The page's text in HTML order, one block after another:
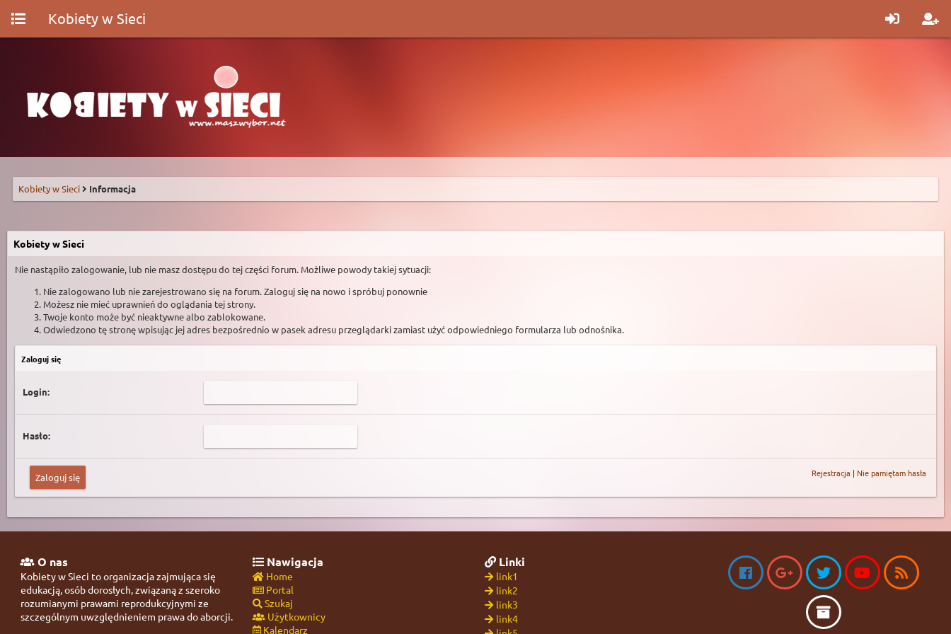
Kobiety w Sieci
Kobiety w Sieci Informacja
Kobiety w Sieci
Nie nastąpiło zalogowanie, lub nie masz dostępu do tej części forum. Możliwe powody takiej sytuacji:
Nie zalogowano lub nie zarejestrowano się na forum. Zaloguj się na nowo i spróbuj ponownie
Możesz nie mieć uprawnień do oglądania tej strony.
Twoje konto może być nieaktywne albo zablokowane.
Odwiedzono tę stronę wpisując jej adres bezpośrednio w pasek adresu przeglądarki zamiast użyć odpowiedniego formularza lub odnośnika.
Zaloguj się
Login:
Hasło:
Rejestracja | Nie pamiętam hasła
O nas
Kobiety w Sieci to organizacja zajmująca się
edukacją, osób dorosłych, związaną z szeroko
rozumianymi prawami reprodukcyjnymi ze
szczególnym uwzględnieniem prawa do aborcji.
Nawigacja
Home
Portal
Szukaj
Użytkownicy
Kalendarz
Linki
link1
link2
link3
link4